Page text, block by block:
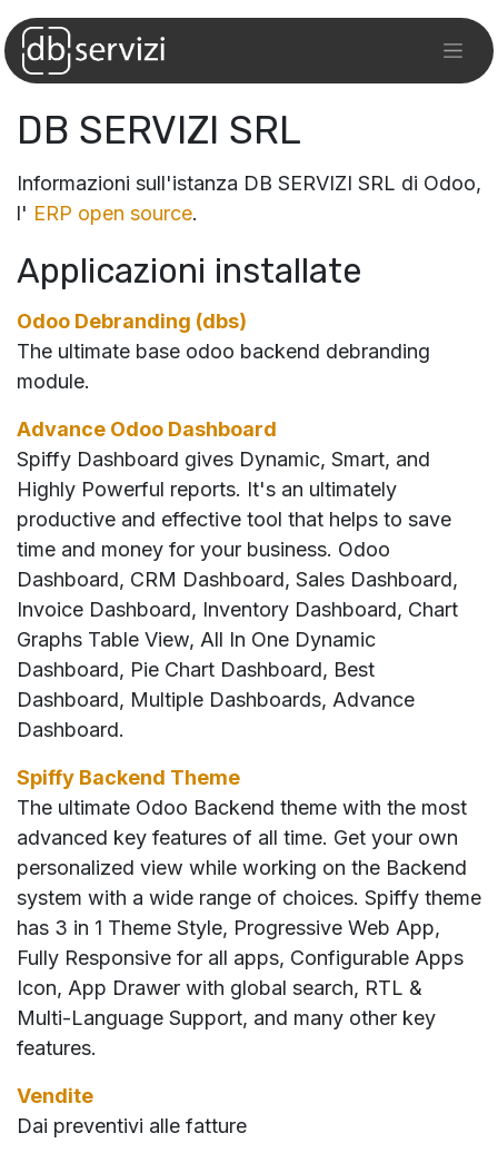
DB SERVIZI SRL
Informazioni sull'istanza DB SERVIZI SRL di Odoo,
l' ERP open source.
Applicazioni installate
Odoo Debranding (dbs)
The ultimate base odoo backend debranding
module.
Advance Odoo Dashboard
Spiffy Dashboard gives Dynamic, Smart, and
Highly Powerful reports. It's an ultimately
productive and effective tool that helps to save
time and money for your business. Odoo
Dashboard, CRM Dashboard, Sales Dashboard,
Invoice Dashboard, Inventory Dashboard, Chart
Graphs Table View, All In One Dynamic
Dashboard, Pie Chart Dashboard, Best
Dashboard, Multiple Dashboards, Advance
Dashboard.
Spiffy Backend Theme
The ultimate Odoo Backend theme with the most
advanced key features of all time. Get your own
personalized view while working on the Backend
system with a wide range of choices. Spiffy theme
has 3 in 1 Theme Style, Progressive Web App,
Fully Responsive for all apps, Configurable Apps
Icon, App Drawer with global search, RTL &
Multi-Language Support, and many other key
features.
Vendite
Dai preventivi alle fatture